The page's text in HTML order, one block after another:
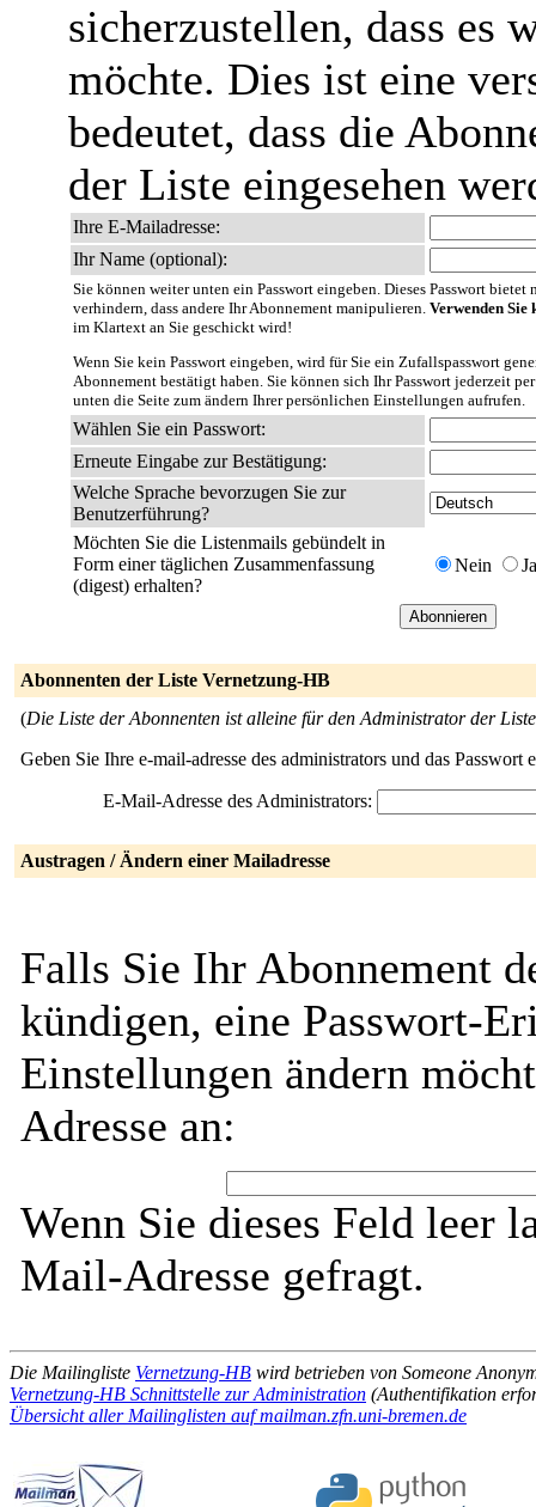
sicherzustellen, dass es
möchte. Dies ist eine
bedeutet, dass die
der Liste eingesehen
Ihre E-Mailadresse:
Ihr Name (optional):
Sie können weiter unten ein Passwort eingeben. Dieses Passwort
verhindern, dass andere Ihr Abonnement manipulieren. Verwenden Sie
im Klartext an Sie geschickt wird!
Wenn Sie kein Passwort eingeben, wird für Sie ein Zufallspasswort
Abonnement bestätigt haben. Sie können sich Ihr Passwort jederzeit
unten die Seite zum ändern Ihrer persönlichen Einstellungen aufrufen.
Wählen Sie ein Passwort:
Erneute Eingabe zur Bestätigung:
Welche Sprache bevorzugen Sie zur
Benutzerführung?
Möchten Sie die Listenmails gebündelt in
Form einer täglichen Zusammenfassung
(digest) erhalten?
Nein Ja
Abonnenten der Liste Vernetzung-HB
(Die Liste der Abonnenten ist alleine für den Administrator der
Geben Sie Ihre e-mail-adresse des administrators und das
E-Mail-Adresse des Administrators:
Austragen / Ändern einer Mailadresse
Falls Sie Ihr Abonnement
kündigen, eine Passwort-
Einstellungen ändern
Adresse an:
Wenn Sie dieses Feld leer
Mail-Adresse gefragt.
Die Mailingliste Vernetzung-HB wird betrieben von Someone
Vernetzung-HB Schnittstelle zur Administration (Authentifikation
Übersicht aller Mailinglisten auf mailman.zfn.uni-bremen.de